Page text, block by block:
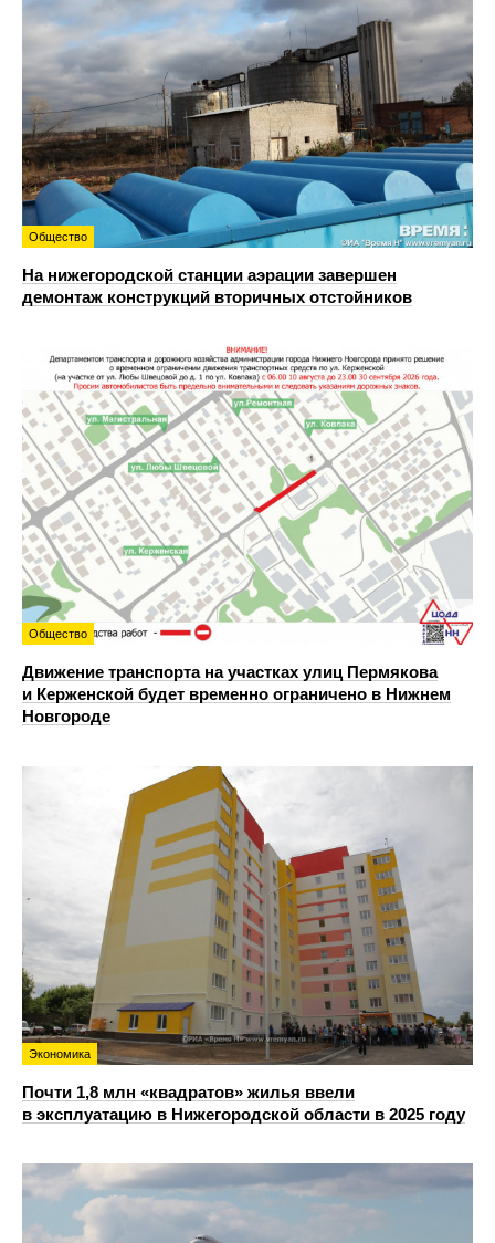
Общество
На нижегородской станции аэрации завершен
демонтаж конструкций вторичных отстойников
Общество
Движение транспорта на участках улиц Пермякова
и Керженской будет временно ограничено в Нижнем
Новгороде
Экономика
Почти 1,8 млн «квадратов» жилья ввели
в эксплуатацию в Нижегородской области в 2025 году